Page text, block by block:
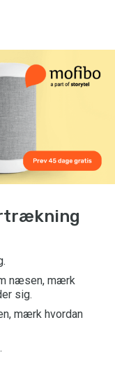
næsen, mærk
sig.
mærk hvordan